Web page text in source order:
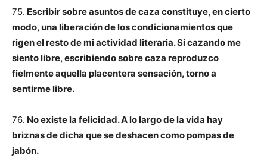
75. Escribir sobre asuntos de caza constituye, en cierto
modo, una liberación de los condicionamientos que
rigen el resto de mi actividad literaria. Si cazando me
siento libre, escribiendo sobre caza reproduzco
fielmente aquella placentera sensación, torno a
sentirme libre.
76. No existe la felicidad. A lo largo de la vida hay
briznas de dicha que se deshacen como pompas de
jabón.